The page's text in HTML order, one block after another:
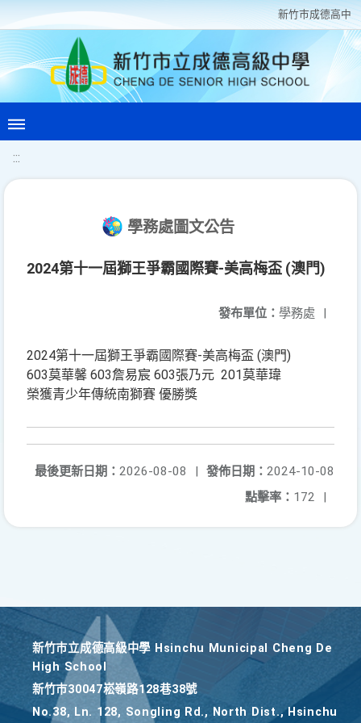
新竹巿成德高中
:::
學務處圖文公告
2024第十一屆獅王爭霸國際賽-美高梅盃 (澳門)
發布單位： 學務處 |
2024第十一屆獅王爭霸國際賽-美高梅盃 (澳門)
603莫華馨 603詹易宸 603張乃元 201莫華瑋
榮獲青少年傳統南獅賽 優勝獎
發佈日期： 2024-10-08
最後更新日期： 2026-08-08
|
點擊率： 172 |
新竹巿立成德高級中學 Hsinchu Municipal Cheng De
High School
新竹巿30047崧嶺路128巷38號
No.38, Ln. 128, Songling Rd., North Dist., Hsinchu